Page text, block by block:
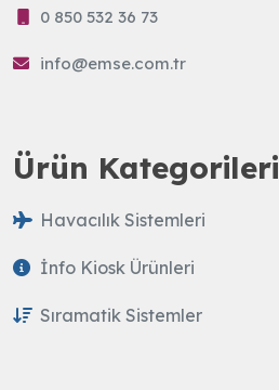
0 850 532 36 73
info@emse.com.tr
Ürün Kategorileri
Havacılık Sistemleri
İnfo Kiosk Ürünleri
Sıramatik Sistemler